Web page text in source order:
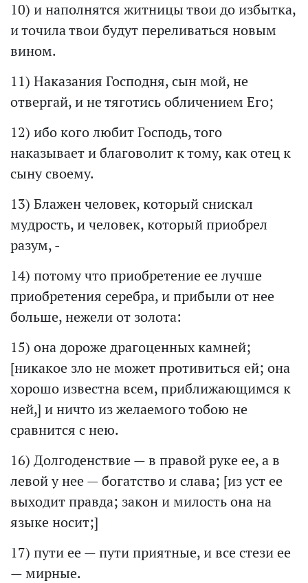
10) и наполнятся житницы твои до избытка,
и точила твои будут переливаться новым
вином.
11) Наказания Господня, сын мой, не
отвергай, и не тяготись обличением Его;
12) ибо кого любит Господь, того
наказывает и благоволит к тому, как отец к
сыну своему.
13) Блажен человек, который снискал
мудрость, и человек, который приобрел
разум, -
14) потому что приобретение ее лучше
приобретения серебра, и прибыли от нее
больше, нежели от золота:
15) она дороже драгоценных камней;
[никакое зло не может противиться ей; она
хорошо известна всем, приближающимся к
ней,] и ничто из желаемого тобою не
сравнится с нею.
16) Долгоденствие — в правой руке ее, а в
левой у нее — богатство и слава; [из уст ее
выходит правда; закон и милость она на
языке носит;]
17) пути ее — пути приятные, и все стези ее
— мирные.